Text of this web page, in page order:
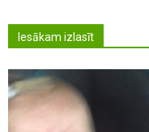
Iesākam izlasīt